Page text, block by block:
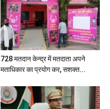
728 मतदान केन्द्र में मतदाता अपने
मताधिकार का प्रयोग कर, सशक्त...